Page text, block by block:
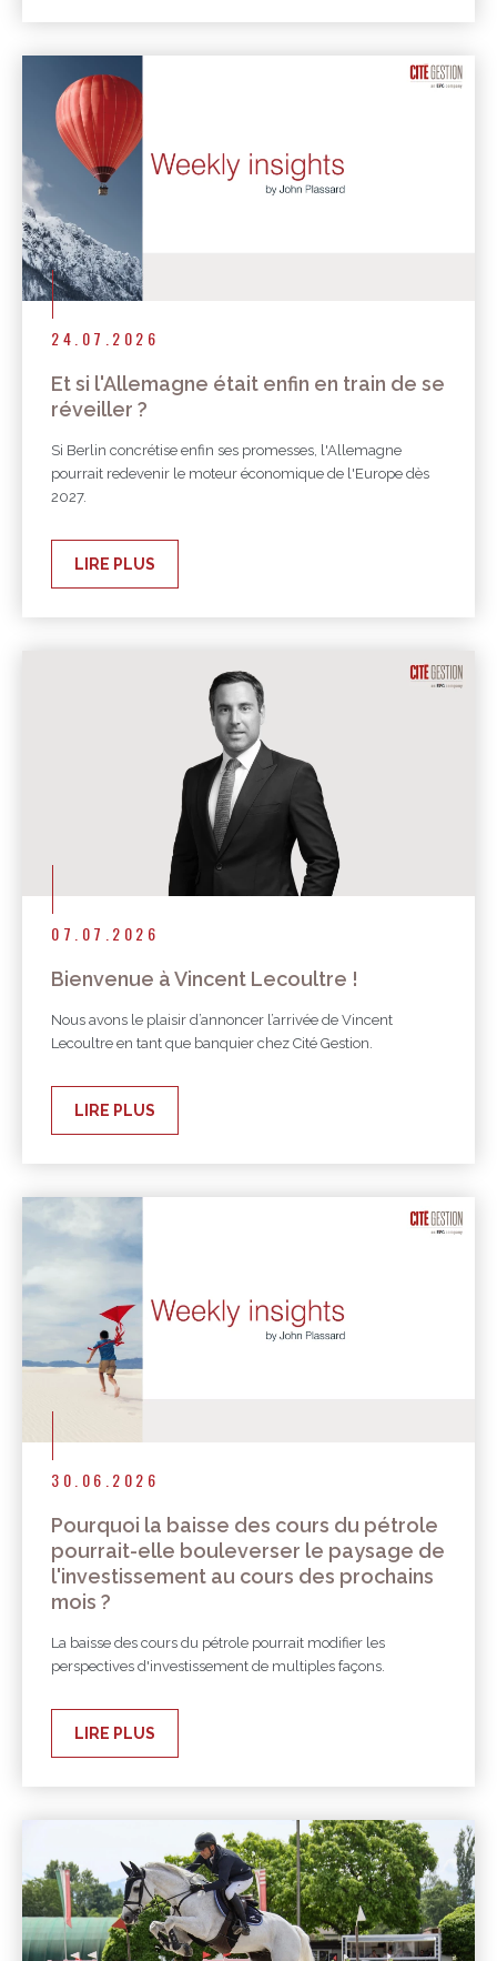
24.07.2026
Et si l'Allemagne était enfin en train de se
réveiller ?
Si Berlin concrétise enfin ses promesses, l'Allemagne
pourrait redevenir le moteur économique de l'Europe dès
2027.
LIRE PLUS
07.07.2026
Bienvenue à Vincent Lecoultre !
Nous avons le plaisir d’annoncer l’arrivée de Vincent
Lecoultre en tant que banquier chez Cité Gestion.
LIRE PLUS
30.06.2026
Pourquoi la baisse des cours du pétrole
pourrait-elle bouleverser le paysage de
l'investissement au cours des prochains
mois ?
La baisse des cours du pétrole pourrait modifier les
perspectives d'investissement de multiples façons.
LIRE PLUS